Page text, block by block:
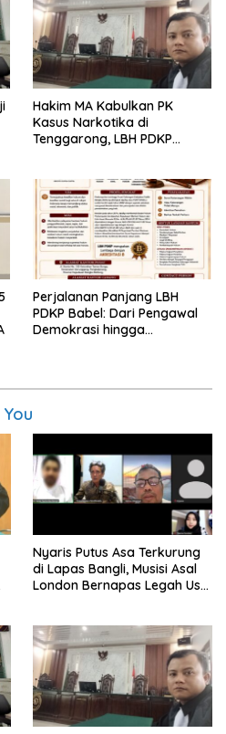
Hakim MA Kabulkan PK
Kasus Narkotika di
Tenggarong, LBH PDKP
Berkeadilan
Perjalanan Panjang LBH
PDKP Babel: Dari Pengawal
Demokrasi hingga
Nyaris Putus Asa Terkurung
di Lapas Bangli, Musisi Asal
London Bernapas Legah Usai